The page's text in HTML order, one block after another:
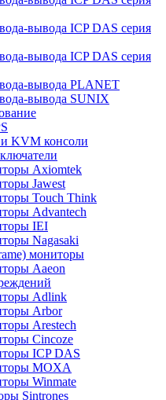
вывода ICP DAS серия
вывода ICP DAS серия
вывода PLANET
вывода SUNIX
KVM консоли
Axiomtek
Jawest
Touch Think
Advantech
IEI
Nagasaki
мониторы
Aaeon
Adlink
Arbor
Arestech
Cincoze
ICP DAS
MOXA
Winmate
Sintrones